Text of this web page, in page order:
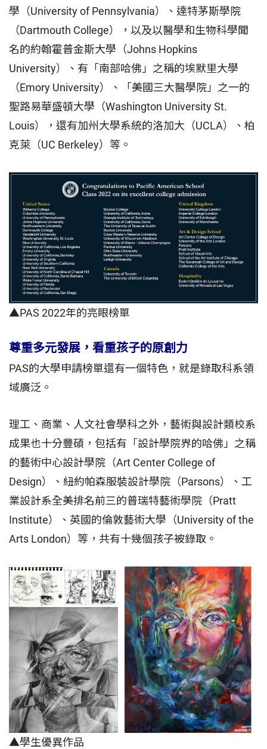
學（University of Pennsylvania）、達特茅斯學院
（Dartmouth College），以及以醫學和生物科學聞
名的約翰霍普金斯大學（Johns Hopkins
University）、有「南部哈佛」之稱的埃默里大學
（Emory University）、「美國三大醫學院」之一的
聖路易華盛頓大學（Washington University St.
Louis），還有加州大學系統的洛加大（UCLA）、柏
克萊（UC Berkeley）等。
▲PAS 2022年的亮眼榜單
尊重多元發展，看重孩子的原創力
PAS的大學申請榜單還有一個特色，就是錄取科系領
域廣泛。
理工、商業、人文社會學科之外，藝術與設計類校系
成果也十分豐碩，包括有「設計學院界的哈佛」之稱
的藝術中心設計學院（Art Center College of
Design）、紐約帕森服裝設計學院（Parsons）、工
業設計系全美排名前三的普瑞特藝術學院（Pratt
Institute）、英國的倫敦藝術大學（University of the
Arts London）等，共有十幾個孩子被錄取。
▲學生優異作品